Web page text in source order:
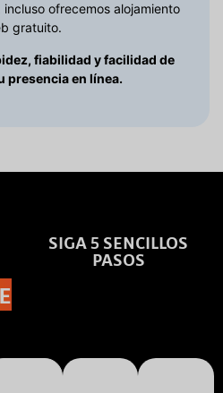
ofrecemos alojamiento
gratuito.
fiabilidad y facilidad de
presencia en línea.
SIGA 5 SENCILLOS
PASOS